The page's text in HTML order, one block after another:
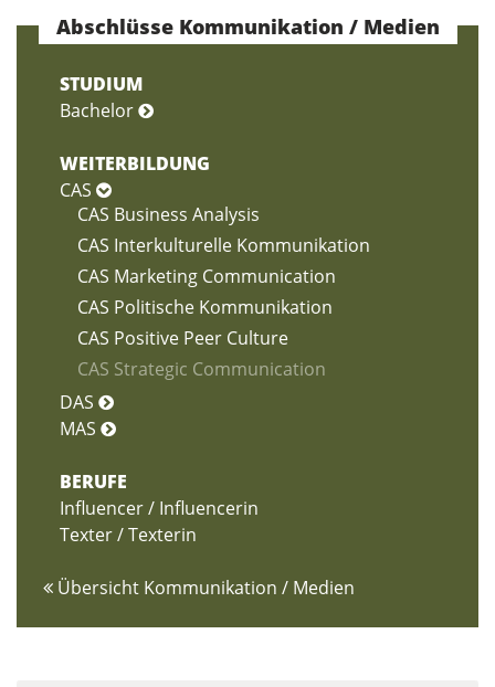
Abschlüsse Kommunikation / Medien
STUDIUM
Bachelor
WEITERBILDUNG
CAS
CAS Business Analysis
CAS Interkulturelle Kommunikation
CAS Marketing Communication
CAS Politische Kommunikation
CAS Positive Peer Culture
CAS Strategic Communication
DAS
MAS
BERUFE
Influencer / Influencerin
Texter / Texterin
Übersicht Kommunikation / Medien